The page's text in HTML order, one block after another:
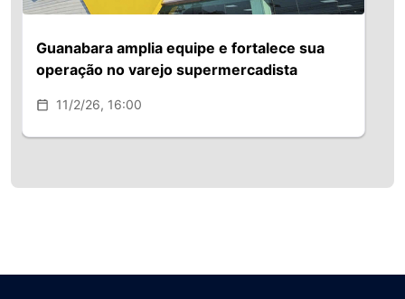
Guanabara amplia equipe e fortalece sua
operação no varejo supermercadista
11/2/26, 16:00